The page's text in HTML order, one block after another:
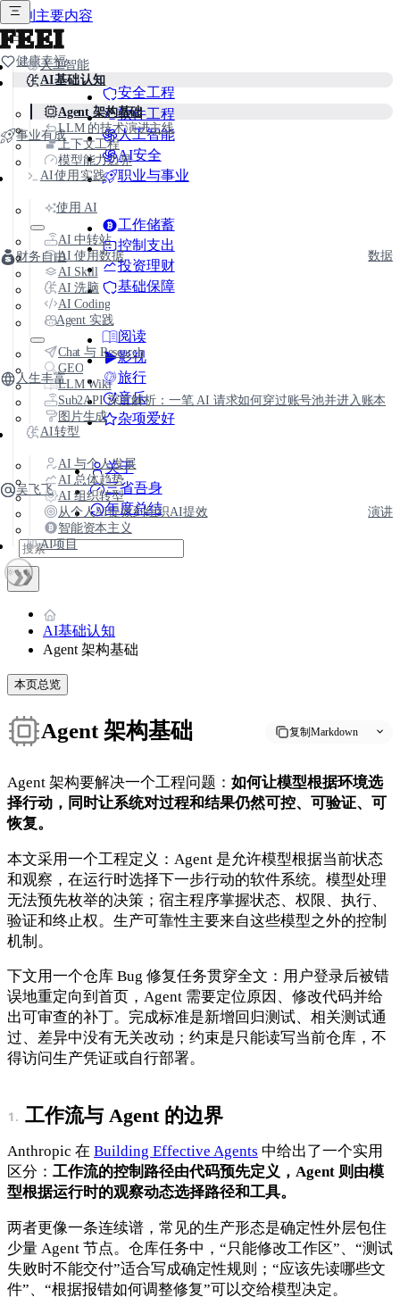
跳到主要内容
FEEI
健康幸福
事业有成
安全工程
软件工程
人工智能
AI安全
职业与事业
财务自由
工作储蓄
控制支出
投资理财
基础保障
人生丰富
阅读
影视
旅行
音乐
杂项爱好
吴飞飞
关于
三省吾身
年度总结
人工智能
AI基础认知
Agent 架构基础
LLM 的技术演进主线
上下文工程
模型能力边界
AI使用实践
使用 AI
AI 中转站
AI 使用数据
数据
AI Skill
AI 洗脑
AI Coding
Agent 实践
Chat 与 Research
GEO
LLM Wiki
Sub2API 深度解析：一笔 AI 请求如何穿过账号池并进入账本
图片生成
AI转型
AI 与个人发展
AI 总体趋势
AI 组织转型
从个人AI提效到组织AI提效
演讲
智能资本主义
AI项目
AI基础认知
Agent 架构基础
本页总览
复制Markdown
Agent 架构基础
Agent 架构要解决一个工程问题： 如何让模型根据环境选
择行动，同时让系统对过程和结果仍然可控、可验证、可
恢复。
本文采用一个工程定义：Agent 是允许模型根据当前状态
和观察，在运行时选择下一步行动的软件系统。模型处理
无法预先枚举的决策；宿主程序掌握状态、权限、执行、
验证和终止权。生产可靠性主要来自这些模型之外的控制
机制。
下文用一个仓库 Bug 修复任务贯穿全文：用户登录后被错
误地重定向到首页，Agent 需要定位原因、修改代码并给
出可审查的补丁。完成标准是新增回归测试、相关测试通
过、差异中没有无关改动；约束是只能读写当前仓库，不
得访问生产凭证或自行部署。
工作流与 Agent 的边界
Anthropic 在 Building Effective Agents 中给出了一个实用
区分： 工作流的控制路径由代码预先定义，Agent 则由模
型根据运行时的观察动态选择路径和工具。
两者更像一条连续谱，常见的生产形态是确定性外层包住
少量 Agent 节点。仓库任务中，“只能修改工作区”、“测试
失败时不能交付”适合写成确定性规则；“应该先读哪些文
件”、“根据报错如何调整修复”可以交给模型决定。